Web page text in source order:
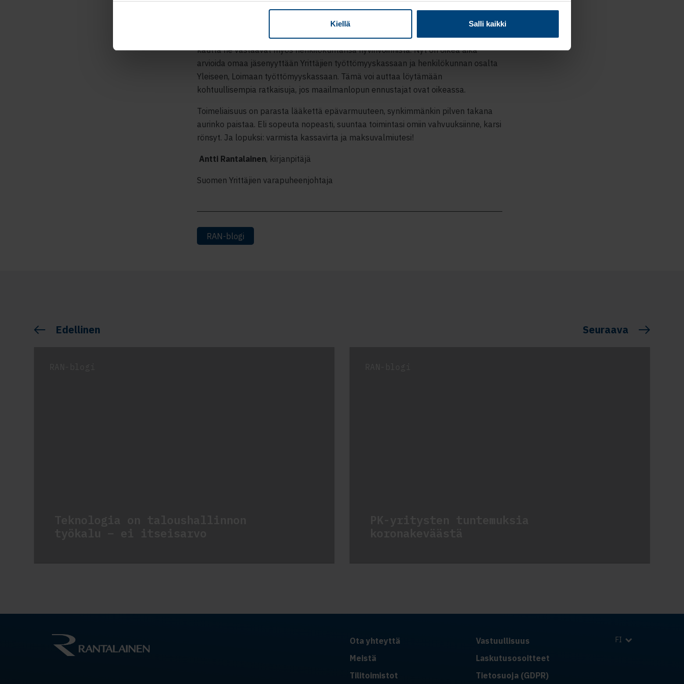
Kiellä Salli kaikki
itseään. Pienemmälläkin tulovirralla pärjää, kun menovirta on hallinnassa.
Yrittäjät kantavat taantumassa suurimman taakan. Kysynnän heikkeneminen
vaikuttaa heidän omaan taloudelliseen asemaansa. Vahvan sosiaalisen vastuunsa
kautta he vastaavat myös henkilökuntansa hyvinvoinnista. Nyt on oikea aika
arvioida omaa jäsenyyttään Yrittäjien työttömyyskassaan ja henkilökunnan osalta
Yleiseen, Loimaan työttömyyskassaan. Tämä voi auttaa löytämään
kohtuullisempia ratkaisuja, jos maailmanlopun ennustajat ovat oikeassa.
Toimeliaisuus on parasta lääkettä epävarmuuteen, synkimmänkin pilven takana
aurinko paistaa. Eli sopeuta nopeasti, suuntaa toimintasi omiin vahvuuksiinne, karsi
rönsyt. Ja lopuksi: varmista kassavirta ja maksuvalmiutesi!
Antti Rantalainen, kirjanpitäjä
Suomen Yrittäjien varapuheenjohtaja
RAN-blogi
Edellinen Seuraava
FI
Ota yhteyttä
Meistä
Tilitoimistot
Vastuullisuus
Laskutusosoitteet
Tietosuoja (GDPR)